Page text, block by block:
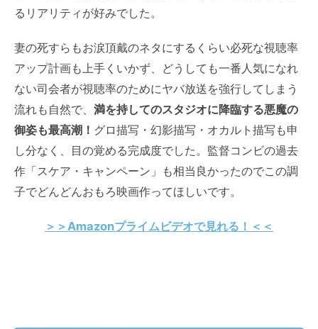
るリアリティが好みでした。
妻の死すらもお涙頂戴のネタにするくらい必死な視聴率
アップ計画も上手くいかず、どうしても一番人気になれ
ない司会者が視聴率のためにヤバ放送を強行してしまう
流れも自然で、 満を持してのスタジオに降臨する悪魔の
御姿も最高潮！ グロ描写・幻影描写・オカルト描写も申
し分なく、目の覚める完成度でした。監督コンビの過去
作「スケア・キャンペーン」も相当良かったのでこの調
子でどんどんおもろ映画作ってほしいです。
＞＞Amazonプライムビデオで見れる！＜＜